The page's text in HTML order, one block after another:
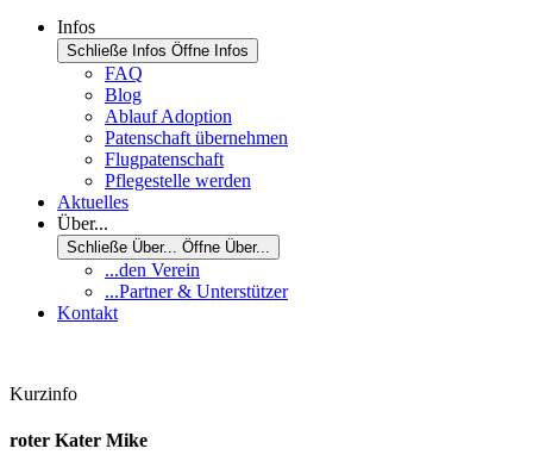
Infos
Schließe Infos Öffne Infos
FAQ
Blog
Ablauf Adoption
Patenschaft übernehmen
Flugpatenschaft
Pflegestelle werden
Aktuelles
Über...
Schließe Über... Öffne Über...
...den Verein
...Partner & Unterstützer
Kontakt
Kurzinfo
roter Kater Mike